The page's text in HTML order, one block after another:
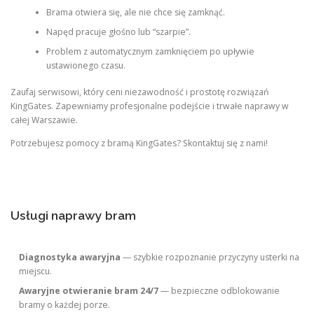
Brama otwiera się, ale nie chce się zamknąć.
Napęd pracuje głośno lub “szarpie”.
Problem z automatycznym zamknięciem po upływie
ustawionego czasu.
Zaufaj serwisowi, który ceni niezawodność i prostotę rozwiązań
KingGates. Zapewniamy profesjonalne podejście i trwałe naprawy w
całej Warszawie.
Potrzebujesz pomocy z bramą KingGates? Skontaktuj się z nami!
Usługi naprawy bram
Diagnostyka awaryjna — szybkie rozpoznanie przyczyny usterki na
miejscu.
Awaryjne otwieranie bram 24/7— bezpieczne odblokowanie
bramy o każdej porze.